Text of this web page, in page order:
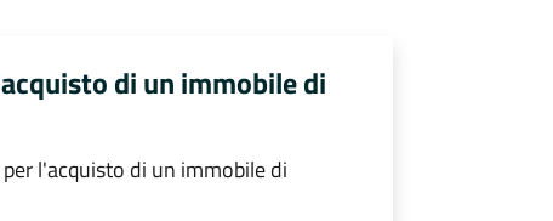
di un immobile di
l'acquisto di un immobile di